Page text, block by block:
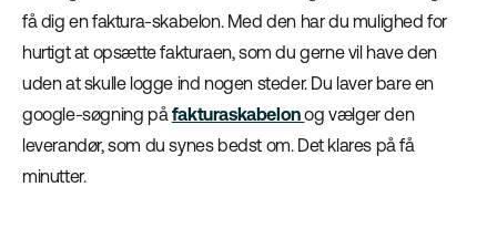
få dig en faktura-skabelon. Med den har du mulighed for
hurtigt at opsætte fakturaen, som du gerne vil have den
uden at skulle logge ind nogen steder. Du laver bare en
google-søgning på fakturaskabelonog vælger den
leverandør, som du synes bedst om. Det klares på få
minutter.